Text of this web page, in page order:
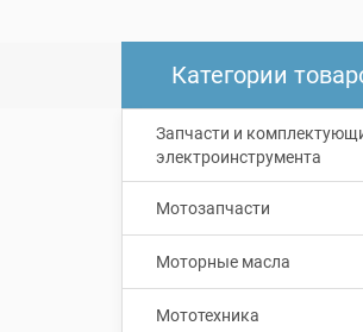
Категории
Запчасти и
электроинструмента
Мотозапчасти
Моторные масла
Мототехника